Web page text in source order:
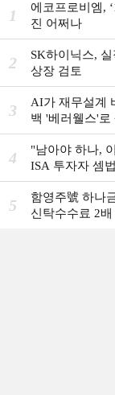
1
에코프로비엠,
진 어쩌나
2
SK하이닉스,
상장 검토
3
AI가 재무설계
백 '베러웰스'로
4
"남아야 하나,
ISA 투자자 셈
5
함영주號 하나
신탁수수료 2